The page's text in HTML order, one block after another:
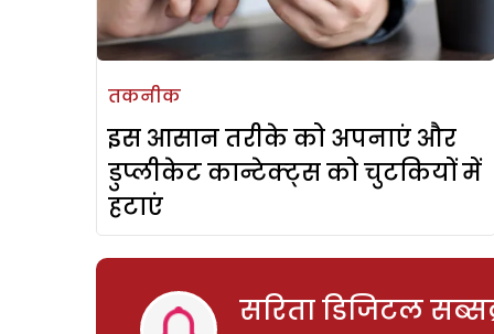
तकनीक
इस आसान तरीके को अपनाएं और
डुप्लीकेट कान्टेक्ट्स को चुटकियों में
हटाएं
सरिता डिजिटल